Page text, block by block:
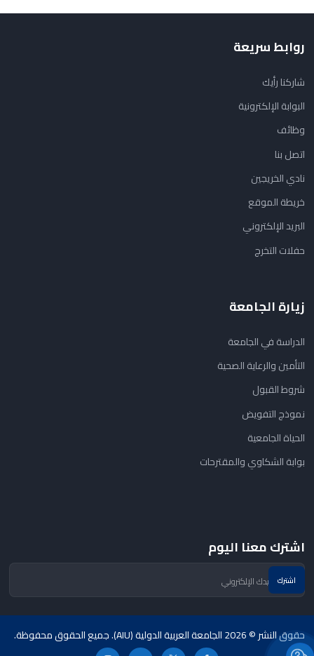
روابط سريعة
شاركنا رأيك
البوابة الإلكترونية
وظائف
اتصل بنا
نادي الخريجين
خريطة الموقع
البريد الإلكتروني
حفلات التخرج
زيارة الجامعة
الدراسة في الجامعة
التأمين والرعاية الصحية
شروط القبول
نموذج التفويض
الحياة الجامعية
بوابة الشكاوي والمقترحات
اشترك معنا اليوم
حقوق النشر © 2026 الجامعة العربية الدولية (AIU). جميع الحقوق محفوظة.